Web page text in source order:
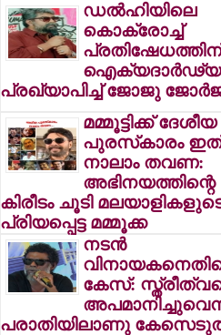
ഡല്‍ഹിയിലെ
കൊക്രോച്ച്
പ്രഖ്യാപിച്ച് ജോജു
മമ്മൂട്ടിക്ക് ദേശീയ
പുരസ്‌കാരം
നാലാം തവണ:
അഭിനയത്തിന്റെ
കിരീടം ചൂടി
പ്രിയപ്പെട്ട മമ്മൂക്ക
നടന്‍
കേസ്:
പരാതിയിലാണു